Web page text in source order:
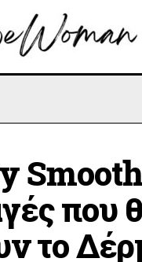
που
το